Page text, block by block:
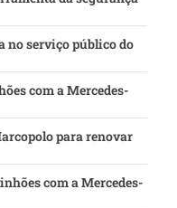
no serviço público do
com a Mercedes-
para renovar
com a Mercedes-